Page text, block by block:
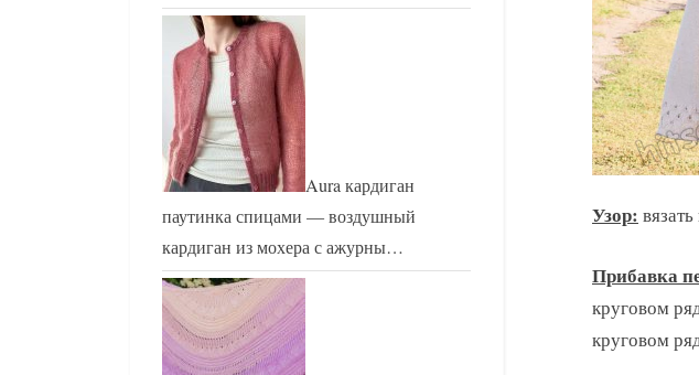
Узор:
Прибавка
круговом
круговом
Aura кардиган
паутинка спицами — воздушный
кардиган из мохера с ажурны…